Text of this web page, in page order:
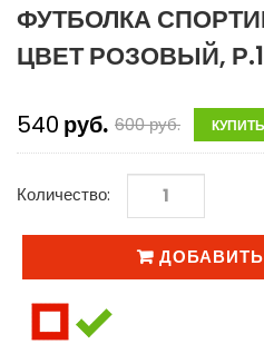
ФУТБОЛКА
ЦВЕТ РОЗОВЫЙ,
540 руб. 600руб.
Количество: